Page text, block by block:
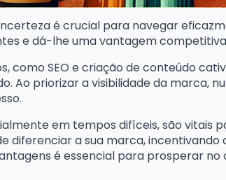
é crucial para navegar
e dá-lhe uma vantagem
SEO e criação de conteúdo
Ao priorizar a visibilidade da marca,
em tempos difíceis, são vitais
a sua marca, incentivando
é essencial para prosperar